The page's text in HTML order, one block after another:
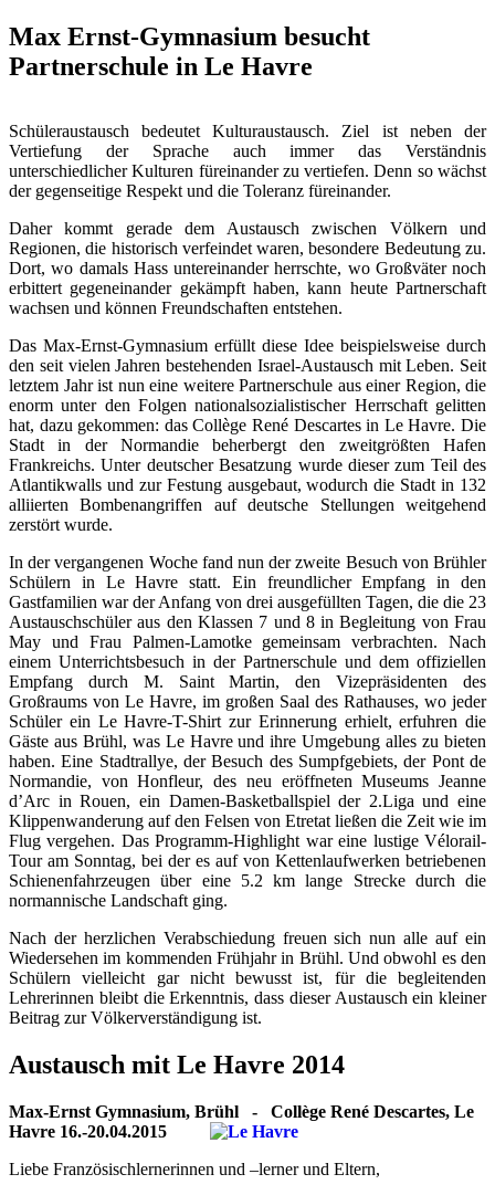
Max Ernst-Gymnasium besucht
Partnerschule in Le Havre
Schüleraustausch bedeutet Kulturaustausch. Ziel ist neben der
Vertiefung der Sprache auch immer das Verständnis
unterschiedlicher Kulturen füreinander zu vertiefen. Denn so wächst
der gegenseitige Respekt und die Toleranz füreinander.
Daher kommt gerade dem Austausch zwischen Völkern und
Regionen, die historisch verfeindet waren, besondere Bedeutung zu.
Dort, wo damals Hass untereinander herrschte, wo Großväter noch
erbittert gegeneinander gekämpft haben, kann heute Partnerschaft
wachsen und können Freundschaften entstehen.
Das Max-Ernst-Gymnasium erfüllt diese Idee beispielsweise durch
den seit vielen Jahren bestehenden Israel-Austausch mit Leben. Seit
letztem Jahr ist nun eine weitere Partnerschule aus einer Region, die
enorm unter den Folgen nationalsozialistischer Herrschaft gelitten
hat, dazu gekommen: das Collège René Descartes in Le Havre. Die
Stadt in der Normandie beherbergt den zweitgrößten Hafen
Frankreichs. Unter deutscher Besatzung wurde dieser zum Teil des
Atlantikwalls und zur Festung ausgebaut, wodurch die Stadt in 132
alliierten Bombenangriffen auf deutsche Stellungen weitgehend
zerstört wurde.
In der vergangenen Woche fand nun der zweite Besuch von Brühler
Schülern in Le Havre statt. Ein freundlicher Empfang in den
Gastfamilien war der Anfang von drei ausgefüllten Tagen, die die 23
Austauschschüler aus den Klassen 7 und 8 in Begleitung von Frau
May und Frau Palmen-Lamotke gemeinsam verbrachten. Nach
einem Unterrichtsbesuch in der Partnerschule und dem offiziellen
Empfang durch M. Saint Martin, den Vizepräsidenten des
Großraums von Le Havre, im großen Saal des Rathauses, wo jeder
Schüler ein Le Havre-T-Shirt zur Erinnerung erhielt, erfuhren die
Gäste aus Brühl, was Le Havre und ihre Umgebung alles zu bieten
haben. Eine Stadtrallye, der Besuch des Sumpfgebiets, der Pont de
Normandie, von Honfleur, des neu eröffneten Museums Jeanne
d’Arc in Rouen, ein Damen-Basketballspiel der 2.Liga und eine
Klippenwanderung auf den Felsen von Etretat ließen die Zeit wie im
Flug vergehen. Das Programm-Highlight war eine lustige Vélorail-
Tour am Sonntag, bei der es auf von Kettenlaufwerken betriebenen
Schienenfahrzeugen über eine 5.2 km lange Strecke durch die
normannische Landschaft ging.
Nach der herzlichen Verabschiedung freuen sich nun alle auf ein
Wiedersehen im kommenden Frühjahr in Brühl. Und obwohl es den
Schülern vielleicht gar nicht bewusst ist, für die begleitenden
Lehrerinnen bleibt die Erkenntnis, dass dieser Austausch ein kleiner
Beitrag zur Völkerverständigung ist.
Austausch mit Le Havre 2014
Max-Ernst Gymnasium, Brühl - Collège René Descartes, Le
Havre 16.-20.04.2015
Liebe Französischlernerinnen und –lerner und Eltern,